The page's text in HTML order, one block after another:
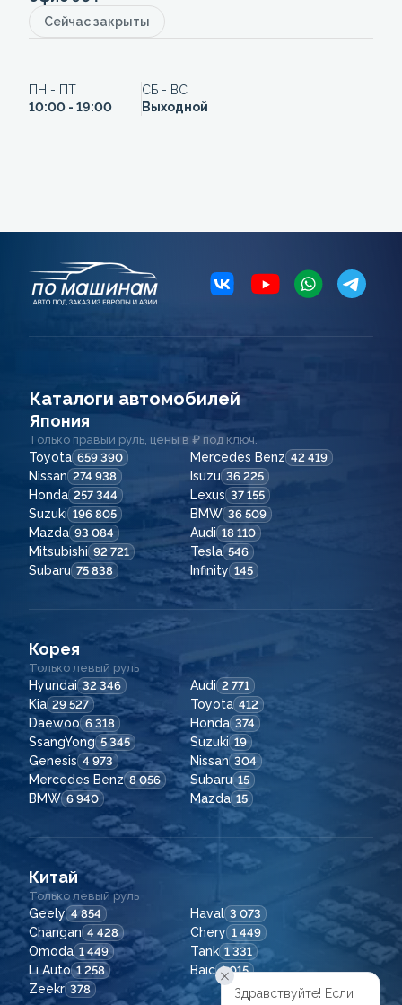
Сейчас закрыты
ПН - ПТ
10:00 - 19:00
СБ - ВС
Выходной
Каталоги автомобилей
Япония
Только правый руль, цены в ₽ под ключ.
Toyota 659 390 Mercedes Benz 42 419
Nissan 274 938 Isuzu 36 225
Honda 257 344 Lexus 37 155
Suzuki 196 805 BMW 36 509
Mazda 93 084 Audi 18 110
Mitsubishi 92 721 Tesla 546
Subaru 75 838 Infinity 145
Корея
Только левый руль
Hyundai 32 346 Audi 2 771
Kia 29 527 Toyota 412
Daewoo 6 318 Honda 374
SsangYong 5 345 Suzuki 19
Genesis 4 973 Nissan 304
Mercedes Benz 8 056 Subaru 15
BMW 6 940 Mazda 15
Китай
Только левый руль
Geely 4 854 Haval 3 073
Changan 4 428 Chery 1 449
Omoda 1 449 Tank 1 331
Li Auto 1 258 Baic 1 015
Zeekr 378
Здравствуйте! Если